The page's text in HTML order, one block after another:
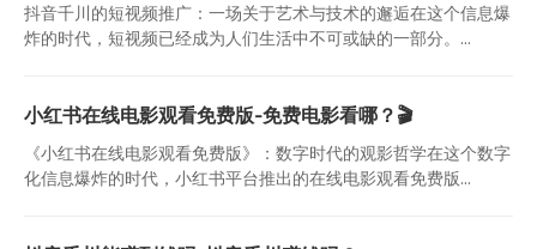
抖音千川的短视频推广：一场关于艺术与技术的邂逅在这个信息爆
炸的时代，短视频已经成为人们生活中不可或缺的一部分。...
小红书在线电影观看免费版-免费电影看哪？🎬
《小红书在线电影观看免费版》：数字时代的观影哲学在这个数字
化信息爆炸的时代，小红书平台推出的在线电影观看免费版...